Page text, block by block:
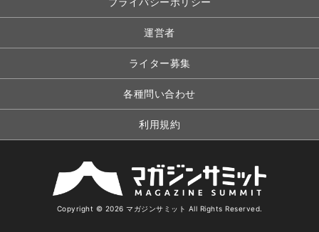
運営者
ライター募集
各種問い合わせ
利用規約
Copyright © 2026 マガジンサミット All Rights Reserved.